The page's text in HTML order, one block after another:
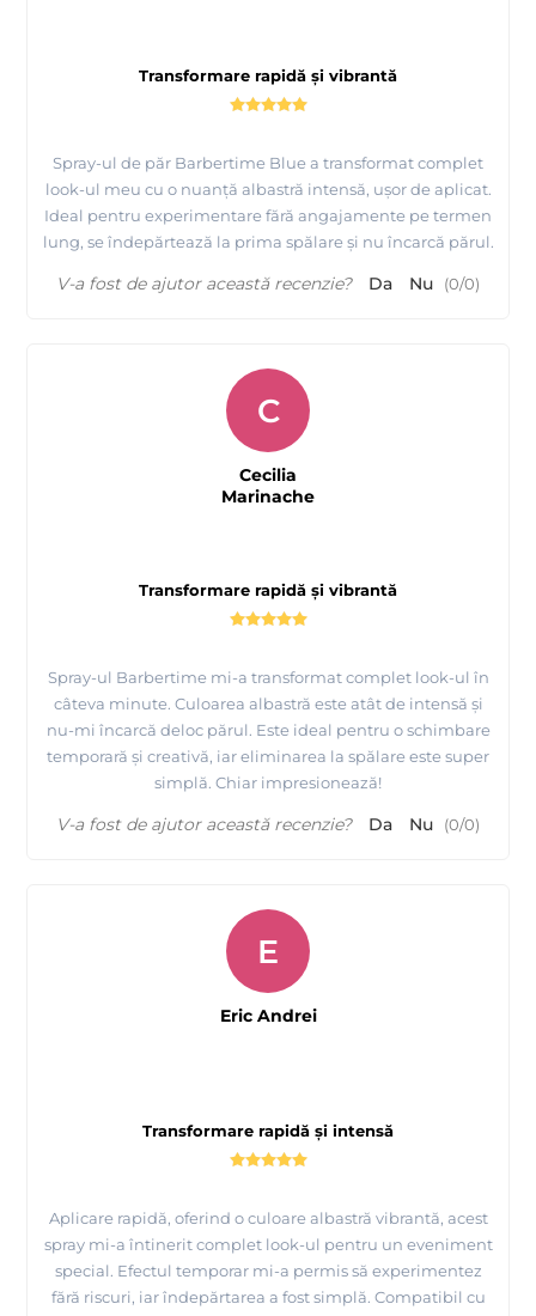
Transformare rapidă și vibrantă
Spray-ul de păr Barbertime Blue a transformat complet
look-ul meu cu o nuanță albastră intensă, ușor de aplicat.
Ideal pentru experimentare fără angajamente pe termen
lung, se îndepărtează la prima spălare și nu încarcă părul.
V-a fost de ajutor această recenzie? Da Nu (0/0)
Transformare rapidă și vibrantă
Spray-ul Barbertime mi-a transformat complet look-ul în
câteva minute. Culoarea albastră este atât de intensă și
nu-mi încarcă deloc părul. Este ideal pentru o schimbare
temporară și creativă, iar eliminarea la spălare este super
simplă. Chiar impresionează!
C
Cecilia
Marinache
V-a fost de ajutor această recenzie? Da Nu (0/0)
Transformare rapidă și intensă
Aplicare rapidă, oferind o culoare albastră vibrantă, acest
spray mi-a întinerit complet look-ul pentru un eveniment
special. Efectul temporar mi-a permis să experimentez
fără riscuri, iar îndepărtarea a fost simplă. Compatibil cu
E
Eric Andrei